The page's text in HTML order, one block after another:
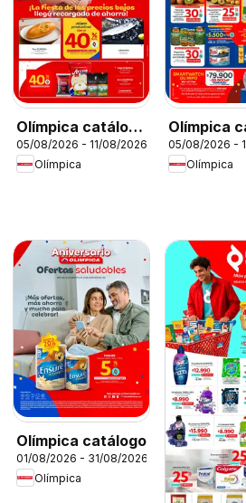
Olímpica catálogo
Miércoles de
Plaza
05/08/2026 - 11/08/2026
Olímpica
Olímpica
05/08/2026 -
Olímpica
Olímpica catálogo
01/08/2026 - 31/08/2026
Olímpica